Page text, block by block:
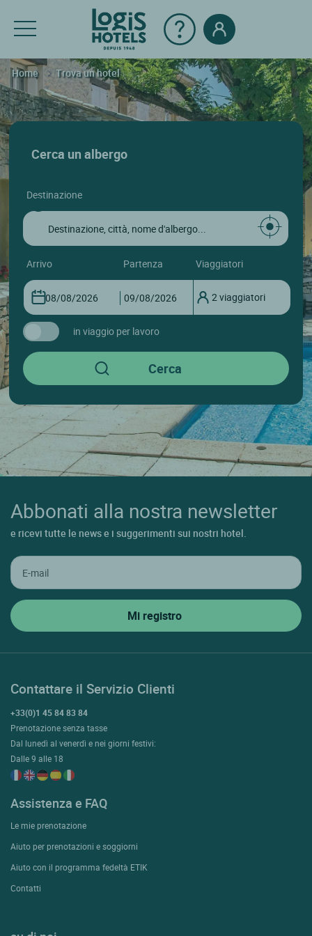
Home Trova un hotel
Cerca un albergo
destinazione
arrivo partenza viaggiatori
2 viaggiatori
in viaggio per lavoro
Abbonati alla nostra newsletter
e ricevi tutte le news e i suggerimenti sui nostri hotel.
Contattare il Servizio Clienti
+33(0)1 45 84 83 84
Prenotazione senza tasse
Dal lunedì al venerdì e nei giorni festivi:
Dalle 9 alle 18
Assistenza e FAQ
Le mie prenotazione
Aiuto per prenotazioni e soggiorni
Aiuto con il programma fedeltà ETIK
Contatti